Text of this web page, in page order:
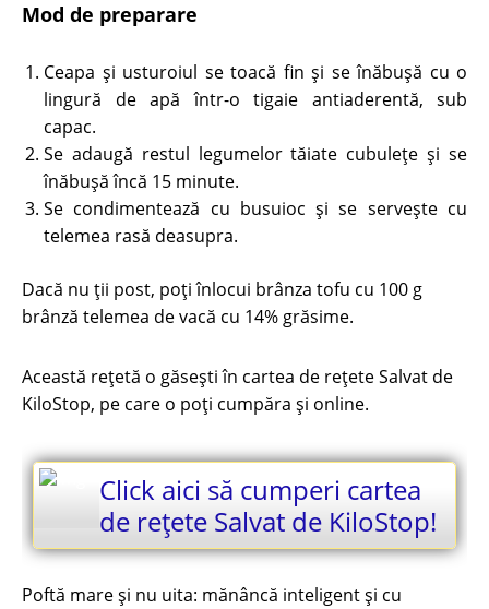
Mod de preparare
Ceapa şi usturoiul se toacă fin şi se înăbuşă cu o
lingură de apă într-o tigaie antiaderentă, sub
capac.
Se adaugă restul legumelor tăiate cubuleţe şi se
înăbuşă încă 15 minute.
Se condimentează cu busuioc şi se serveşte cu
telemea rasă deasupra.
Dacă nu ții post, poți înlocui brânza tofu cu 100 g
brânză telemea de vacă cu 14% grăsime.
Această rețetă o găsești în cartea de rețete Salvat de
KiloStop, pe care o poți cumpăra și online.
Click aici să cumperi cartea
de rețete Salvat de KiloStop!
Poftă mare și nu uita: mănâncă inteligent și cu